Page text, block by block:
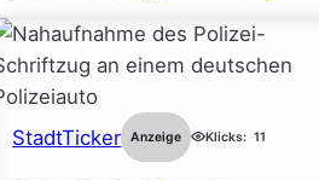
StadtTicker Anzeige Klicks: 11